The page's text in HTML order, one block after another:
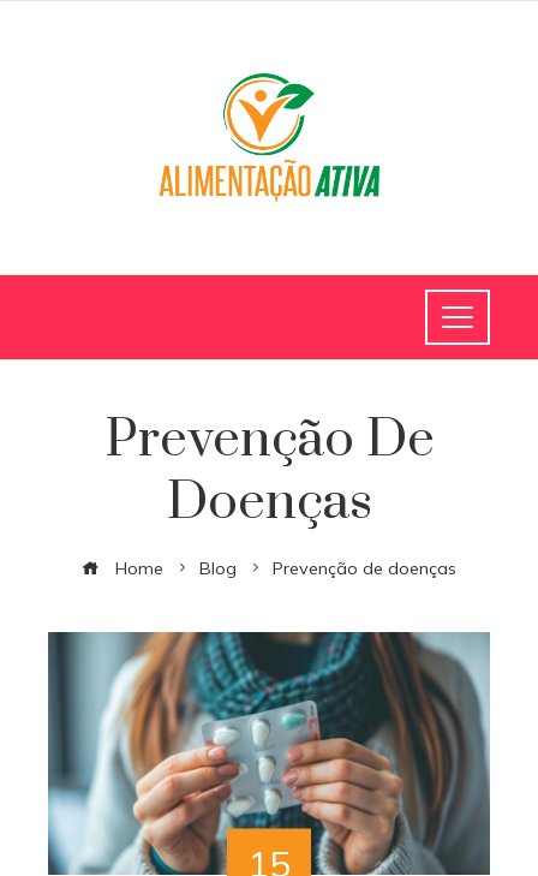
Prevenção De
Doenças
Home Blog Prevenção de doenças
15